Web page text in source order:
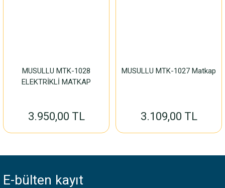
MUSULLU MTK-1028
ELEKTRİKLİ MATKAP
3.950,00 TL
MUSULLU MTK-1027 Matkap
3.109,00 TL
E-bülten kayıt